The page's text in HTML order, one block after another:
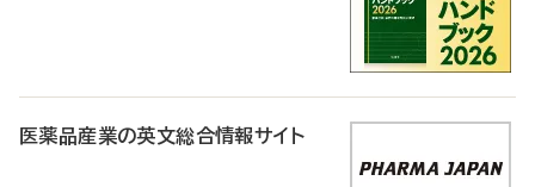
医薬品産業の英文総合情報サイト